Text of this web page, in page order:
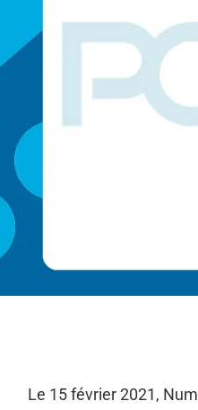
Le 15 février 2021,